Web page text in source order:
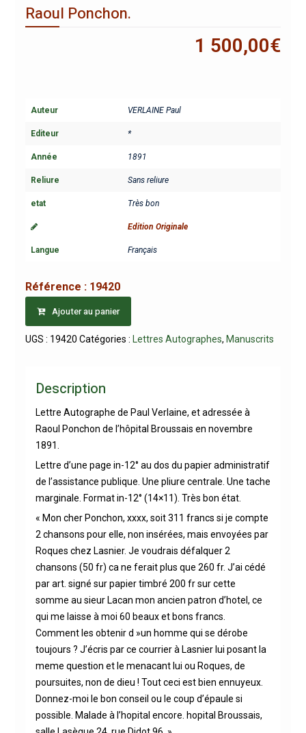
Raoul Ponchon.
1 500,00€
Auteur VERLAINE Paul
Editeur *
Année 1891
Reliure Sans reliure
etat Très bon
Edition Originale
Langue Français
Référence : 19420
Ajouter au panier
UGS : 19420 Catégories : Lettres Autographes, Manuscrits
Description
Lettre Autographe de Paul Verlaine, et adressée à
Raoul Ponchon de l’hôpital Broussais en novembre
1891.
Lettre d’une page in-12° au dos du papier administratif
de l’assistance publique. Une pliure centrale. Une tache
marginale. Format in-12° (14×11). Très bon état.
« Mon cher Ponchon, xxxx, soit 311 francs si je compte
2 chansons pour elle, non insérées, mais envoyées par
Roques chez Lasnier. Je voudrais défalquer 2
chansons (50 fr) ca ne ferait plus que 260 fr. J’ai cédé
par art. signé sur papier timbré 200 fr sur cette
somme au sieur Lacan mon ancien patron d’hotel, ce
qui me laisse à moi 60 beaux et bons francs.
Comment les obtenir d »un homme qui se dérobe
toujours ? J’écris par ce courrier à Lasnier lui posant la
meme question et le menacant lui ou Roques, de
poursuites, non de dieu ! Tout ceci est bien ennuyeux.
Donnez-moi le bon conseil ou le coup d’épaule si
possible. Malade à l’hopital encore. hopital Broussais,